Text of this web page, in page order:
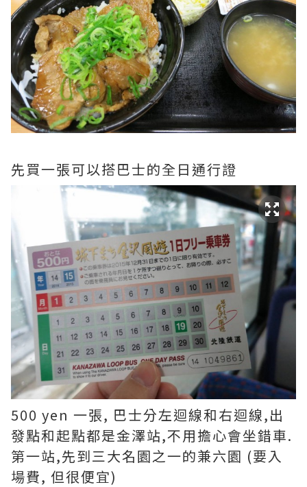
先買一張可以搭巴士的全日通行證
500 yen 一張, 巴士分左迴線和右迴線,出
發點和起點都是金澤站,不用擔心會坐錯車.
第一站,先到三大名園之一的兼六園 (要入
場費, 但很便宜)